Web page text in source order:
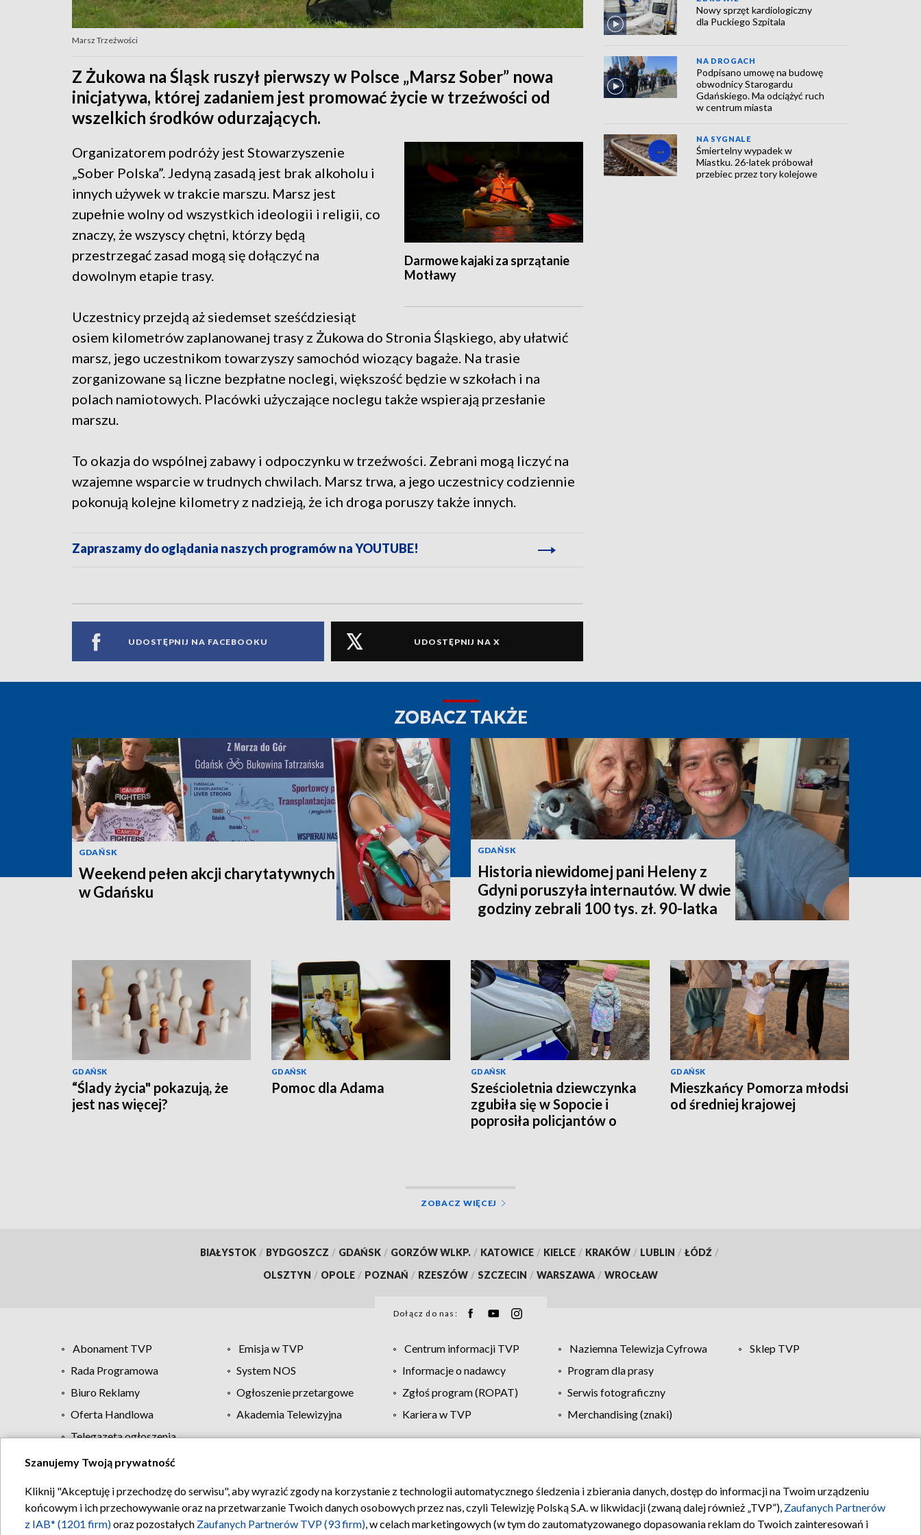
Marsz Trzeźwości
Z Żukowa na Śląsk ruszył pierwszy w Polsce „Marsz Sober” nowa
inicjatywa, której zadaniem jest promować życie w trzeźwości od
wszelkich środków odurzających.
Darmowe kajaki za sprzątanie
Motławy
Organizatorem podróży jest Stowarzyszenie
„Sober Polska”. Jedyną zasadą jest brak alkoholu i
innych używek w trakcie marszu. Marsz jest
zupełnie wolny od wszystkich ideologii i religii, co
znaczy, że wszyscy chętni, którzy będą
przestrzegać zasad mogą się dołączyć na
dowolnym etapie trasy.
Uczestnicy przejdą aż siedemset sześćdziesiąt
osiem kilometrów zaplanowanej trasy z Żukowa do Stronia Śląskiego, aby ułatwić
marsz, jego uczestnikom towarzyszy samochód wiozący bagaże. Na trasie
zorganizowane są liczne bezpłatne noclegi, większość będzie w szkołach i na
polach namiotowych. Placówki użyczające noclegu także wspierają przesłanie
marszu.
To okazja do wspólnej zabawy i odpoczynku w trzeźwości. Zebrani mogą liczyć na
wzajemne wsparcie w trudnych chwilach. Marsz trwa, a jego uczestnicy codziennie
pokonują kolejne kilometry z nadzieją, że ich droga poruszy także innych.
Zapraszamy do oglądania naszych programów na YOUTUBE!
UDOSTĘPNIJ NA FACEBOOKU UDOSTĘPNIJ NA X
Nowy sprzęt kardiologiczny
dla Puckiego Szpitala
NA DROGACH
Podpisano umowę na budowę
obwodnicy Starogardu
Gdańskiego. Ma odciążyć ruch
w centrum miasta
NA SYGNALE
Śmiertelny wypadek w
Miastku. 26-latek próbował
przebiec przez tory kolejowe
ZOBACZ TAKŻE
GDAŃSK
Weekend pełen akcji charytatywnych
w Gdańsku
GDAŃSK
Historia niewidomej pani Heleny z
Gdyni poruszyła internautów. W dwie
godziny zebrali 100 tys. zł. 90-latka
GDAŃSK
“Ślady życia" pokazują, że
jest nas więcej?
GDAŃSK
Pomoc dla Adama
GDAŃSK
Sześcioletnia dziewczynka
zgubiła się w Sopocie i
poprosiła policjantów o
GDAŃSK
Mieszkańcy Pomorza młodsi
od średniej krajowej
ZOBACZ WIĘCEJ
BIAŁYSTOK / BYDGOSZCZ / GDAŃSK / GORZÓW WLKP. / KATOWICE / KIELCE / KRAKÓW / LUBLIN / ŁÓDŹ /
OLSZTYN / OPOLE / POZNAŃ / RZESZÓW / SZCZECIN / WARSZAWA / WROCŁAW
Dołącz do nas:
Abonament TVP Emisja w TVP Centrum informacji TVP Naziemna Telewizja Cyfrowa
Sklep TVP
Rada Programowa
System NOS Informacje o nadawcy
Program dla prasy
Biuro Reklamy
Ogłoszenie przetargowe Zgłoś program (ROPAT)
Serwis fotograficzny
Oferta Handlowa
Akademia Telewizyjna Kariera w TVP
Merchandising (znaki)
Telegazeta ogłoszenia
Regulamin TVP Polityka prywatności Moje zgody Pomoc Biuro reklamy Kontakt
Szanujemy Twoją prywatność
Kliknij "Akceptuję i przechodzę do serwisu", aby wyrazić zgody na korzystanie z technologii automatycznego śledzenia i zbierania danych, dostęp do informacji na Twoim urządzeniu
końcowym i ich przechowywanie oraz na przetwarzanie Twoich danych osobowych przez nas, czyli Telewizję Polską S.A. w likwidacji (zwaną dalej również „TVP”), Zaufanych Partnerów
z IAB* (1201 firm)oraz pozostałych Zaufanych Partnerów TVP (93 firm), w celach marketingowych (w tym do zautomatyzowanego dopasowania reklam do Twoich zainteresowań i